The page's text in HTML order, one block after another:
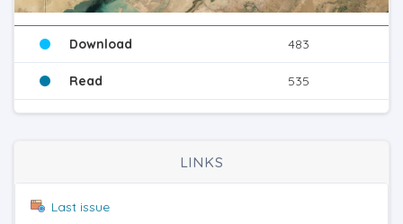
Download 483
Read 535
LINKS
Last issue